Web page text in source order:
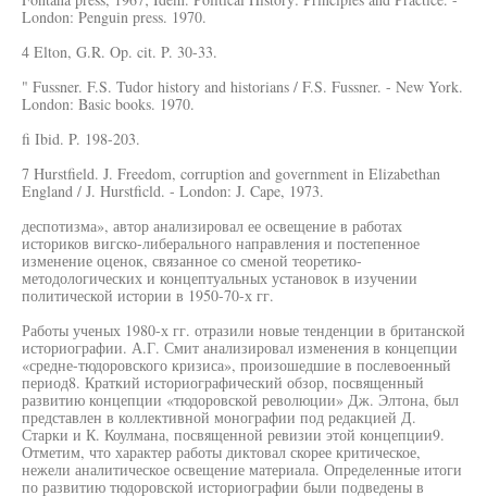
London: Penguin press. 1970.
4 Elton, G.R. Op. cit. P. 30-33.
" Fussner. F.S. Tudor history and historians / F.S. Fussner. - New York.
London: Basic books. 1970.
fi Ibid. P. 198-203.
7 Hurstfield. J. Freedom, corruption and government in Elizabethan
England / J. Hurstficld. - London: J. Cape, 1973.
деспотизма», автор анализировал ее освещение в работах
историков вигско-либерального направления и постепенное
изменение оценок, связанное со сменой теоретико-
методологических и концептуальных установок в изучении
политической истории в 1950-70-х гг.
Работы ученых 1980-х гг. отразили новые тенденции в британской
историографии. А.Г. Смит анализировал изменения в концепции
«средне-тюдоровского кризиса», произошедшие в послевоенный
период8. Краткий историографический обзор, посвященный
развитию концепции «тюдоровской революции» Дж. Элтона, был
представлен в коллективной монографии под редакцией Д.
Старки и К. Коулмана, посвященной ревизии этой концепции9.
Отметим, что характер работы диктовал скорее критическое,
нежели аналитическое освещение материала. Определенные итоги
по развитию тюдоровской историографии были подведены в